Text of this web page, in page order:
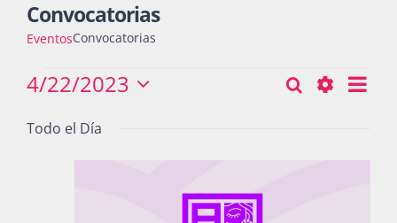
Blog
Convocatorias
EventosConvocatorias
Eventos
for
Búsqueda
navegació
Buscar
de
Día
4/22/2023
fecha.
Todo el Día